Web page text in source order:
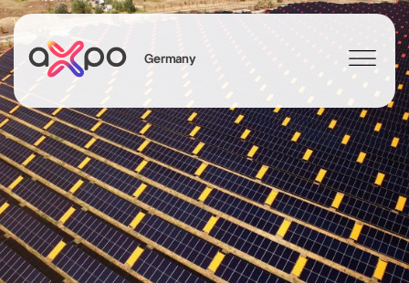
Germany
Search
Axpo Group